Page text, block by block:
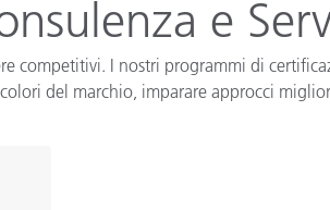
e
competitivi. I nostri programmi di
del marchio, imparare approcci